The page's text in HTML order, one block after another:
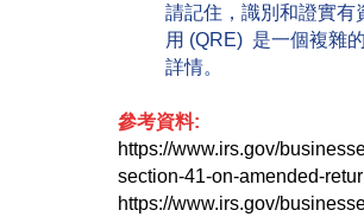
請記住，識別和證實有
用 (QRE) 是一個複雜
詳情。
參考資料:
https://www.irs.gov/
section-41-on-amended-
https://www.irs.gov/